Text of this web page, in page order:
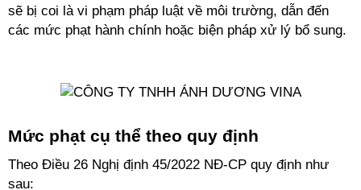
sẽ bị coi là vi phạm pháp luật về môi trường, dẫn đến
các mức phạt hành chính hoặc biện pháp xử lý bổ sung.
Mức phạt cụ thể theo quy định
Theo Điều 26 Nghị định 45/2022 NĐ-CP quy định như
sau: